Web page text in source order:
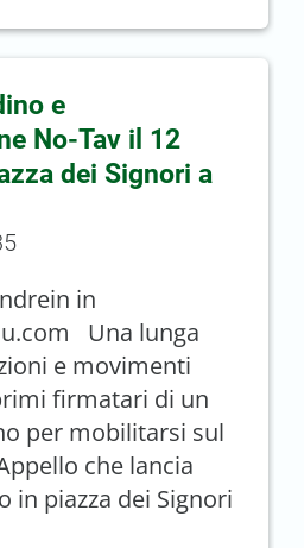
e
No-Tav il 12
dei Signori a
in
Una lunga
e movimenti
firmatari di un
per mobilitarsi sul
che lancia
in piazza dei Signori